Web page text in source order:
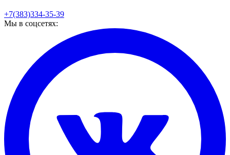
+7(383)334-35-39
Мы в соцсетях: